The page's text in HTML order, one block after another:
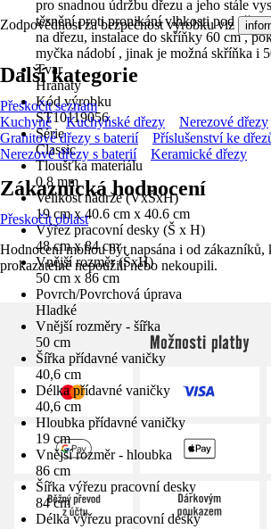
pro snadnou údržbu dřezu a jeho stále
těsnění proti pronikání vlhkosti pod dřez
na dřezu, instalace do skříňky 60 cm ,
myčka nádobí , jinak je možná skříňka i
Tvar
Hranatý
Kód výrobku
ST10119056
Série
Classic
Tloušťka materiálu
0,8 mm
Velikost nádrže (VxŠxH)
19 cm x 40.6 cm x 40.6 cm
Výřez pracovní desky (Š x H)
48 cm x 84 cm
Vnější rozměr (ŠxH)
50 cm x 86 cm
Povrch/Povrchová úprava
Hladké
Vnější rozměry - šířka
50 cm
Šířka přídavné vaničky
40,6 cm
Délka přídavné vaničky
40,6 cm
Hloubka přídavné vaničky
19 cm
Vnější rozměr - hloubka
86 cm
Šířka výřezu pracovní desky
84 cm
Délka výřezu pracovní desky
Zodpovědnost za bezpečnost výrobku viz
Další kategorie
Přeskočit seznam
Kuchyně
Kuchyňské dřezy Nerezové dřezy
Granitové dřezy s baterií
Příslušenství ke
Nerezové dřezy s baterií
Keramické dřezy
Zákaznická hodnocení
Přeskočit oblast
Hodnocení mohou být napsána i od zákazníků,
prokazatelně nepoužili nebo nekoupili.
Možnosti platby